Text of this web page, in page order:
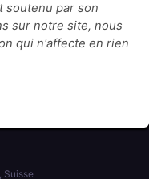
soutenu par son
sur notre site, nous
qui n'affecte en rien
Suisse